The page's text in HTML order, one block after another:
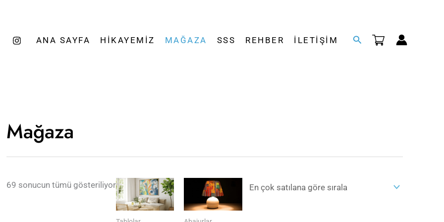
ANA SAYFA
HIKAYEMIZ MAĞAZA SSS REHBER İLETIŞIM Arama
Mağaza
69 sonucun tümü gösteriliyor
sıralandı